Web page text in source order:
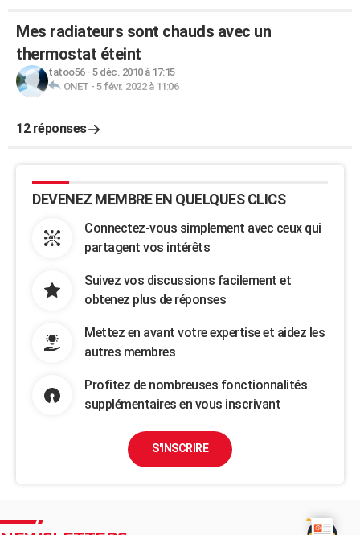
Mes radiateurs sont chauds avec un
thermostat éteint
tatoo56- 5 déc. 2010 à 17:15
ONET - 5 févr. 2022 à 11:06
12 réponses
DEVENEZ MEMBRE EN QUELQUES CLICS
Connectez-vous simplement avec ceux qui
partagent vos intérêts
Suivez vos discussions facilement et
obtenez plus de réponses
Mettez en avant votre expertise et aidez les
autres membres
Profitez de nombreuses fonctionnalités
supplémentaires en vous inscrivant
S'INSCRIRE